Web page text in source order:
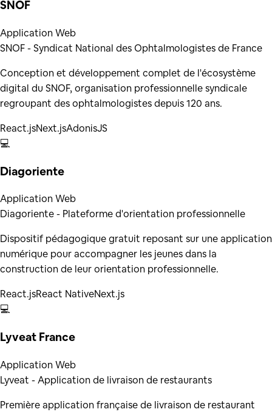
SNOF
Application Web
SNOF - Syndicat National des Ophtalmologistes de France
Conception et développement complet de l'écosystème
digital du SNOF, organisation professionnelle syndicale
regroupant des ophtalmologistes depuis 120 ans.
React.jsNext.jsAdonisJS
💻
Diagoriente
Application Web
Diagoriente - Plateforme d'orientation professionnelle
Dispositif pédagogique gratuit reposant sur une application
numérique pour accompagner les jeunes dans la
construction de leur orientation professionnelle.
React.jsReact NativeNext.js
💻
Lyveat France
Application Web
Lyveat - Application de livraison de restaurants
Première application française de livraison de restaurant